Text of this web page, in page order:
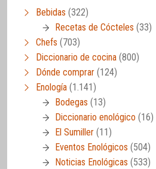
Bebidas (322)
Recetas de Cócteles (33)
Chefs (703)
Diccionario de cocina (800)
Dónde comprar (124)
Enología (1.141)
Bodegas (13)
Diccionario enológico (16)
El Sumiller (11)
Eventos Enológicos (504)
Noticias Enológicas (533)